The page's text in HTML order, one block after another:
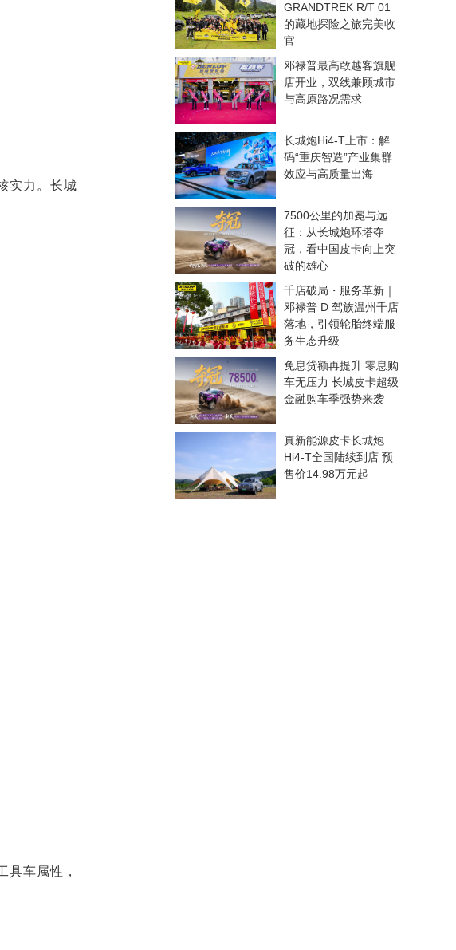
实力。长城
具车属性，
GRANDTREK R/T 01
的藏地探险之旅完美收
官
邓禄普最高敢越客旗舰
店开业，双线兼顾城市
与高原路况需求
长城炮Hi4-T上市：解
码“重庆智造”产业集群
效应与高质量出海
7500公里的加冕与远
征：从长城炮环塔夺
冠，看中国皮卡向上突
破的雄心
千店破局・服务革新｜
邓禄普 D 驾族温州千店
落地，引领轮胎终端服
务生态升级
免息贷额再提升 零息购
车无压力 长城皮卡超级
金融购车季强势来袭
真新能源皮卡长城炮
Hi4-T全国陆续到店 预
售价14.98万元起